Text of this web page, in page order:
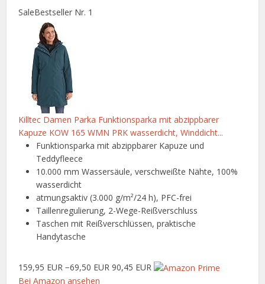
SaleBestseller Nr. 1
Killtec Damen Parka Funktionsparka mit abzippbarer
Kapuze KOW 165 WMN PRK wasserdicht, Winddicht...
Funktionsparka mit abzippbarer Kapuze und
Teddyfleece
10.000 mm Wassersäule, verschweißte Nähte, 100%
wasserdicht
atmungsaktiv (3.000 g/m²/24 h), PFC-frei
Taillenregulierung, 2-Wege-Reißverschluss
Taschen mit Reißverschlüssen, praktische
Handytasche
159,95 EUR −69,50 EUR 90,45 EUR
Bei Amazon ansehen